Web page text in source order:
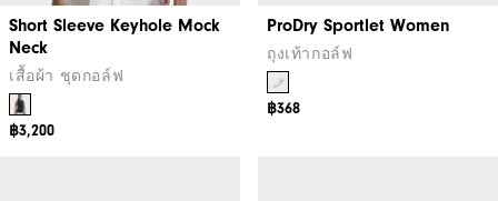
Short Sleeve Keyhole Mock
Neck
เสื้อผ้า ชุดกอล์ฟ
฿3,200
ProDry Sportlet Women
ถุงเท้ากอล์ฟ
฿368